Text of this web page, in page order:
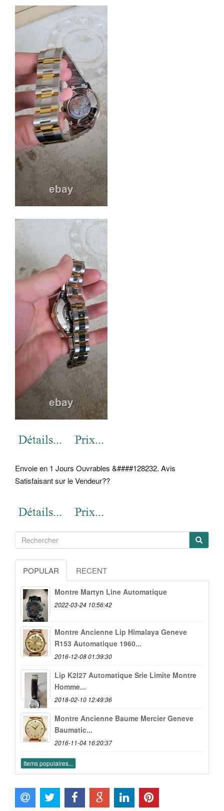
Envoie en 1 Jours Ouvrables &####128232. Avis
Satisfaisant sur le Vendeur??
POPULAR RECENT
Montre Martyn Line Automatique
2022-03-24 10:56:42
Montre Ancienne Lip Himalaya Geneve
R153 Automatique 1960...
2016-12-08 01:39:30
Lip K2l27 Automatique Srie Limite Montre
Homme...
2018-02-10 12:49:36
Montre Ancienne Baume Mercier Geneve
Baumatic...
2016-11-04 16:20:37
Items populaires...